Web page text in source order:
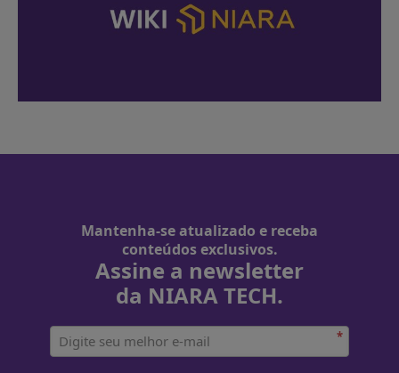
Mantenha-se atualizado e receba
conteúdos exclusivos.
Assine a newsletter
da NIARA TECH.
*